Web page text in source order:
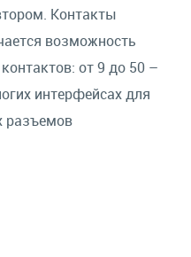
Контакты
возможность
от 9 до 50 –
интерфейсах для
разъемов